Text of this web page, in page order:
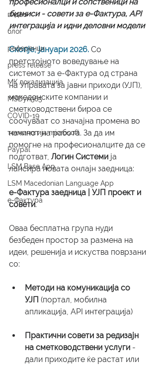
видео
блог
референци
press release
МК локализација
MSDyn365
COVID-19
технологија microsoft
Paypal
LSM Base App
LSM Macedonian Language App
е-Фактура
професионалци и сопственици на
бизниси - совети за е-Фактура, API
интеграција и идни деловни модели
Скопје, јануари 2026. Со
претстојното воведување на
системот за е-Фактура од страна
на Управата за јавни приходи (УЈП),
македонските компании и
сметководствени бироа се
соочуваат со значајна промена во
начинот на работа. За да им
помогне на професионалците да се
подготват, Логин Системи ја
лансира новата онлајн заедница:
е-Фактура заедница | УЈП проект и
совети.
Оваа бесплатна група нуди
безбеден простор за размена на
идеи, решенија и искуства поврзани
со:
Методи на комуникација со
УЈП (портал, мобилна
апликација, API интеграција)
Практични совети за редизајн
на сметководствени услуги -
дали приходите ќе растат или